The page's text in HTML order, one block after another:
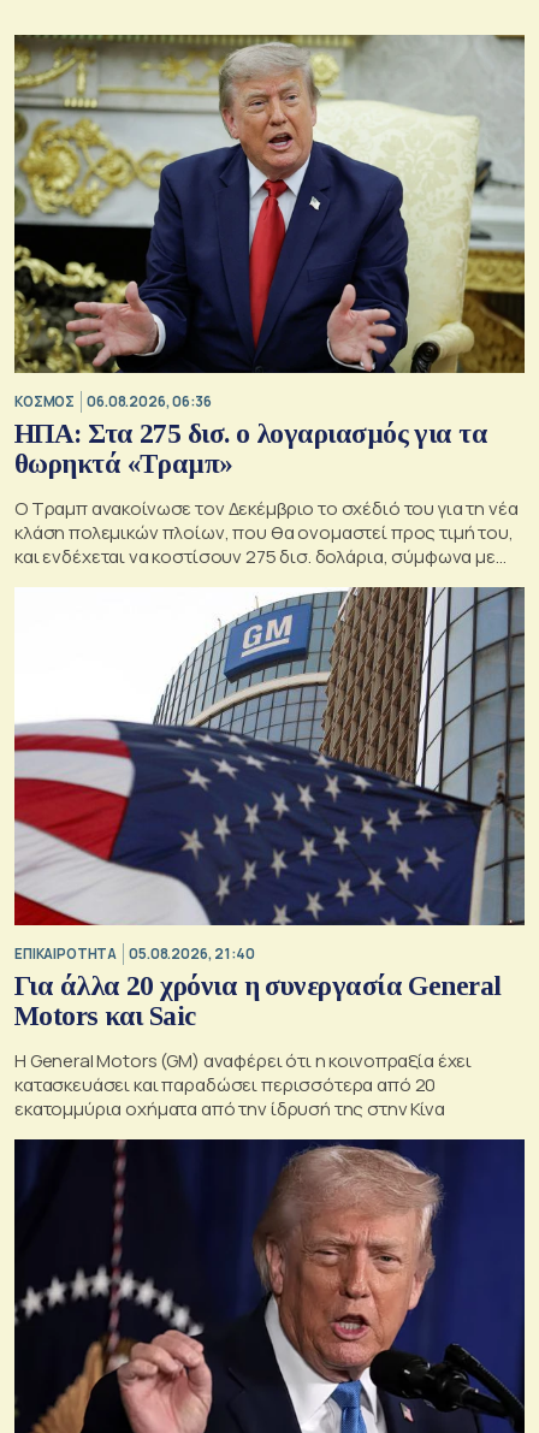
ΚΟΣΜΟΣ 06.08.2026, 06:36
ΗΠΑ: Στα 275 δισ. ο λογαριασμός για τα
θωρηκτά «Τραμπ»
Ο Τραμπ ανακοίνωσε τον Δεκέμβριο το σχέδιό του για τη νέα
κλάση πολεμικών πλοίων, που θα ονομαστεί προς τιμή του,
και ενδέχεται να κοστίσουν 275 δισ. δολάρια, σύμφωνα με
ΕΠΙΚΑΙΡΟΤΗΤΑ 05.08.2026, 21:40
Για άλλα 20 χρόνια η συνεργασία General
Motors και Saic
Η General Motors (GM) αναφέρει ότι η κοινοπραξία έχει
κατασκευάσει και παραδώσει περισσότερα από 20
εκατομμύρια οχήματα από την ίδρυσή της στην Κίνα